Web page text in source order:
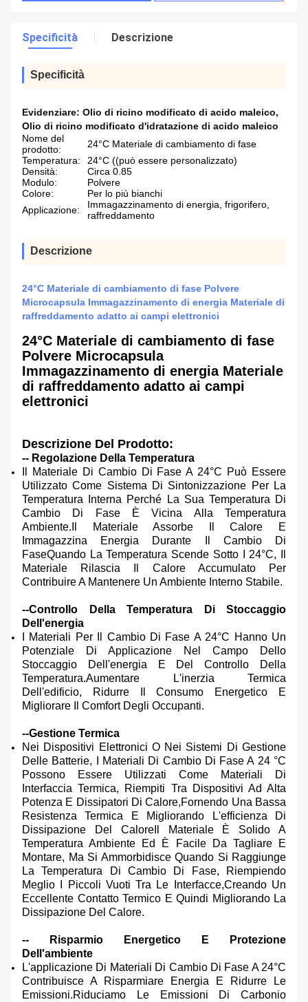
Specificità Descrizione
Specificità
Evidenziare: Olio di ricino modificato di acido maleico,
Olio di ricino modificato d'idratazione di acido maleico
Nome del
prodotto:
24°C Materiale di cambiamento di fase
Temperatura:
24°C ((può essere personalizzato)
Densità:
Circa 0.85
Modulo:
Polvere
Colore:
Per lo più bianchi
Applicazione:
Immagazzinamento di energia, frigorifero,
raffreddamento
Descrizione
24°C Materiale di cambiamento di fase Polvere
Microcapsula Immagazzinamento di energia Materiale di
raffreddamento adatto ai campi elettronici
24°C Materiale di cambiamento di fase
Polvere Microcapsula
Immagazzinamento di energia Materiale
di raffreddamento adatto ai campi
elettronici
Descrizione Del Prodotto:
-- Regolazione Della Temperatura
Il Materiale Di Cambio Di Fase A 24°C Può Essere
Utilizzato Come Sistema Di Sintonizzazione Per La
Temperatura Interna Perché La Sua Temperatura Di
Cambio Di Fase È Vicina Alla Temperatura
Ambiente.il Materiale Assorbe Il Calore E
Immagazzina Energia Durante Il Cambio Di
FaseQuando La Temperatura Scende Sotto I 24°C, Il
Materiale Rilascia Il Calore Accumulato Per
Contribuire A Mantenere Un Ambiente Interno Stabile.
--Controllo Della Temperatura Di Stoccaggio
Dell'energia
I Materiali Per Il Cambio Di Fase A 24°C Hanno Un
Potenziale Di Applicazione Nel Campo Dello
Stoccaggio Dell'energia E Del Controllo Della
Temperatura.aumentare L'inerzia Termica
Dell'edificio, Ridurre Il Consumo Energetico E
Migliorare Il Comfort Degli Occupanti.
--Gestione Termica
Nei Dispositivi Elettronici O Nei Sistemi Di Gestione
Delle Batterie, I Materiali Di Cambio Di Fase A 24 °C
Possono Essere Utilizzati Come Materiali Di
Interfaccia Termica, Riempiti Tra Dispositivi Ad Alta
Potenza E Dissipatori Di Calore,fornendo Una Bassa
Resistenza Termica E Migliorando L'efficienza Di
Dissipazione Del CaloreIl Materiale È Solido A
Temperatura Ambiente Ed È Facile Da Tagliare E
Montare, Ma Si Ammorbidisce Quando Si Raggiunge
La Temperatura Di Cambio Di Fase, Riempiendo
Meglio I Piccoli Vuoti Tra Le Interfacce,creando Un
Eccellente Contatto Termico E Quindi Migliorando La
Dissipazione Del Calore.
-- Risparmio Energetico E Protezione
Dell'ambiente
L'applicazione Di Materiali Di Cambio Di Fase A 24°C
Contribuisce A Risparmiare Energia E Ridurre Le
Emissioni.riduciamo Le Emissioni Di Carbonio